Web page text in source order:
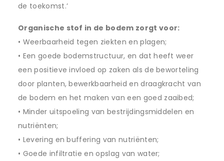
de toekomst.’
Organische stof in de bodem zorgt voor:
• Weerbaarheid tegen ziekten en plagen;
• Een goede bodemstructuur, en dat heeft weer
een positieve invloed op zaken als de beworteling
door planten, bewerkbaarheid en draagkracht van
de bodem en het maken van een goed zaaibed;
• Minder uitspoeling van bestrijdingsmiddelen en
nutriënten;
• Levering en buffering van nutriënten;
• Goede infiltratie en opslag van water;